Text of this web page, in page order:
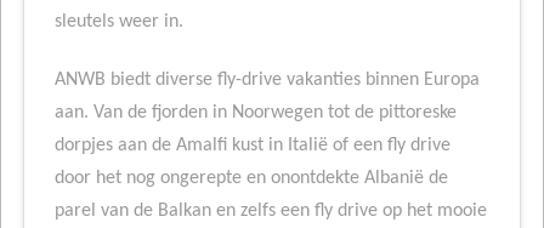
sleutels weer in.
ANWB biedt diverse fly-drive vakanties binnen Europa
aan. Van de fjorden in Noorwegen tot de pittoreske
dorpjes aan de Amalfi kust in Italië of een fly drive
door het nog ongerepte en onontdekte Albanië de
parel van de Balkan en zelfs een fly drive op het mooie